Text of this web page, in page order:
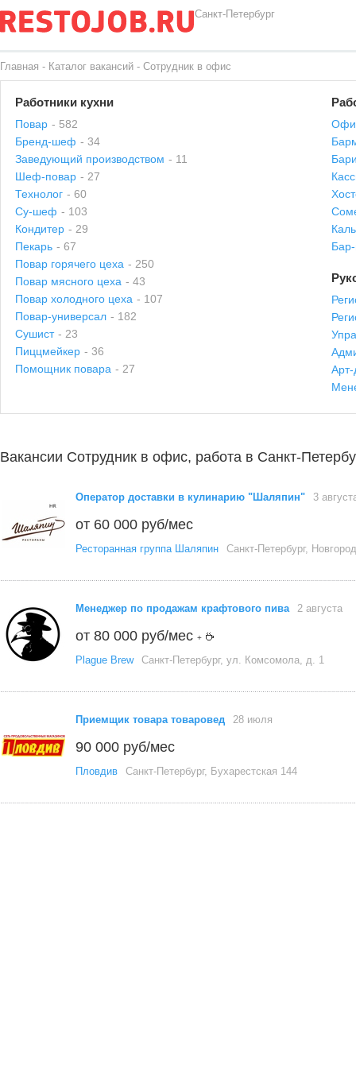
Санкт-Петербург
Главная - Каталог вакансий - Сотрудник в офис
Работники кухни
Повар - 582
Бренд-шеф - 34
Заведующий производством - 11
Шеф-повар - 27
Технолог - 60
Су-шеф - 103
Кондитер - 29
Пекарь - 67
Повар горячего цеха - 250
Повар мясного цеха - 43
Повар холодного цеха - 107
Повар-универсал - 182
Сушист - 23
Пиццмейкер - 36
Помощник повара - 27
Арт-
Вакансии Сотрудник в офис, работа в Санкт-
Оператор доставки в кулинарию "Шаляпин" 3
от 60 000 руб/мес
Ресторанная группа Шаляпин Санкт-Петербург,
Менеджер по продажам крафтового пива 2 августа
от 80 000 руб/мес +
Plague Brew Санкт-Петербург, ул. Комсомола, д. 1
Приемщик товара товаровед 28 июля
90 000 руб/мес
Пловдив Санкт-Петербург, Бухарестская 144